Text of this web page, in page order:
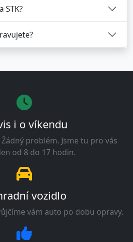
STK?
i o víkendu
problém. Jsme tu pro vás
od 8 do 17 hodin.
vozidlo
vám auto po dobu opravy.